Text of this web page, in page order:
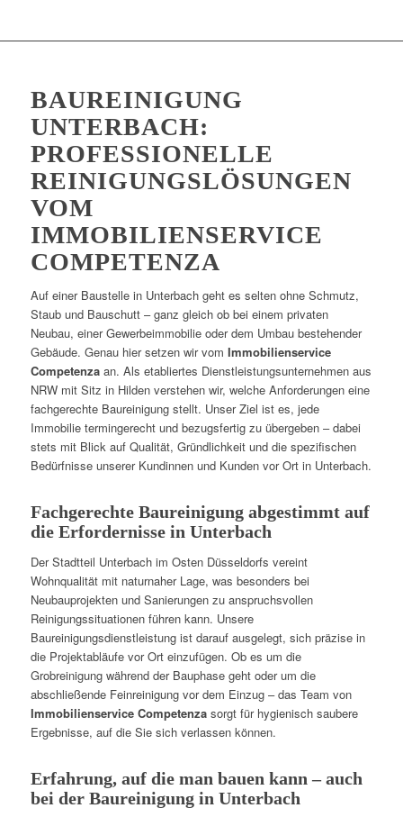
BAUREINIGUNG
UNTERBACH:
PROFESSIONELLE
REINIGUNGSLÖSUNGEN
VOM
IMMOBILIENSERVICE
COMPETENZA
Auf einer Baustelle in Unterbach geht es selten ohne Schmutz,
Staub und Bauschutt – ganz gleich ob bei einem privaten
Neubau, einer Gewerbeimmobilie oder dem Umbau bestehender
Gebäude. Genau hier setzen wir vom Immobilienservice
Competenzaan. Als etabliertes Dienstleistungsunternehmen aus
NRW mit Sitz in Hilden verstehen wir, welche Anforderungen eine
fachgerechte Baureinigung stellt. Unser Ziel ist es, jede
Immobilie termingerecht und bezugsfertig zu übergeben – dabei
stets mit Blick auf Qualität, Gründlichkeit und die spezifischen
Bedürfnisse unserer Kundinnen und Kunden vor Ort in Unterbach.
Fachgerechte Baureinigung abgestimmt auf
die Erfordernisse in Unterbach
Der Stadtteil Unterbach im Osten Düsseldorfs vereint
Wohnqualität mit naturnaher Lage, was besonders bei
Neubauprojekten und Sanierungen zu anspruchsvollen
Reinigungssituationen führen kann. Unsere
Baureinigungsdienstleistung ist darauf ausgelegt, sich präzise in
die Projektabläufe vor Ort einzufügen. Ob es um die
Grobreinigung während der Bauphase geht oder um die
abschließende Feinreinigung vor dem Einzug – das Team von
Immobilienservice Competenzasorgt für hygienisch saubere
Ergebnisse, auf die Sie sich verlassen können.
Erfahrung, auf die man bauen kann – auch
bei der Baureinigung in Unterbach